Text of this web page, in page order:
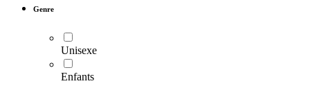
Genre
Unisexe
Enfants